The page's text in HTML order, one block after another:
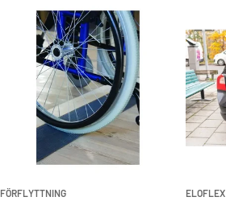
FÖRFLYTTNING ELOFLEX